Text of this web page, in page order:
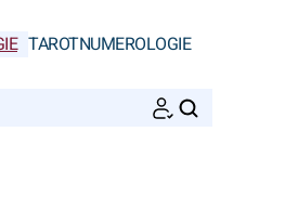
TAROTNUMEROLOGIE